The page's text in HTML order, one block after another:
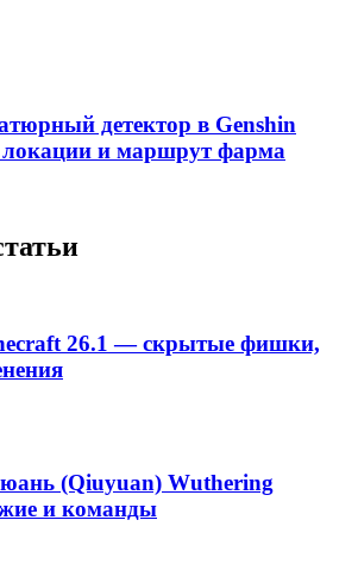
детектор в Genshin
и маршрут фарма
26.1 — скрытые фишки,
(Qiuyuan) Wuthering
и команды